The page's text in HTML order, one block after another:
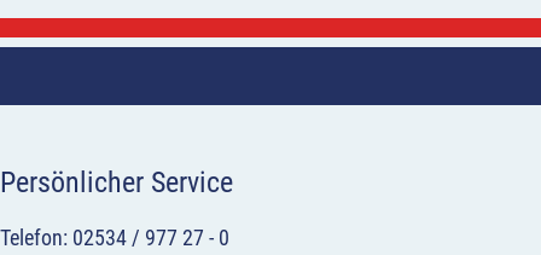
Persönlicher Service
Telefon: 02534 / 977 27 - 0